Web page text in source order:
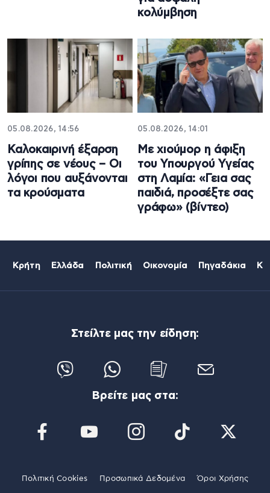
κολύμβηση
05.08.2026, 14:56
Καλοκαιρινή έξαρση
γρίπης σε νέους – Οι
λόγοι που αυξάνονται
τα κρούσματα
05.08.2026, 14:01
Με χιούμορ η άφιξη
του Υπουργού Υγείας
στη Λαμία: «Γεια σας
παιδιά, προσέξτε σας
γράφω» (βίντεο)
Κρήτη Ελλάδα Πολιτική Οικονομία Πηγαδάκια
Στείλτε μας την είδηση:
Βρείτε μας στα:
Πολιτική Cookies Προσωπικά Δεδομένα Όροι Χρήσης